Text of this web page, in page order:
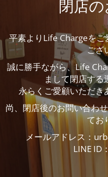
閉店
平素よりLife Chargeをご
ござ
誠に勝手ながら、Life
まして閉店す
永らくご愛顧いただき
尚、閉店後のお問い合わ
てお
メールアドレス：
LINE ID